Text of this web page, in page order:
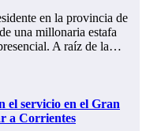
en la provincia de
una millonaria estafa
A raíz de la…
el servicio en el Gran
a Corrientes